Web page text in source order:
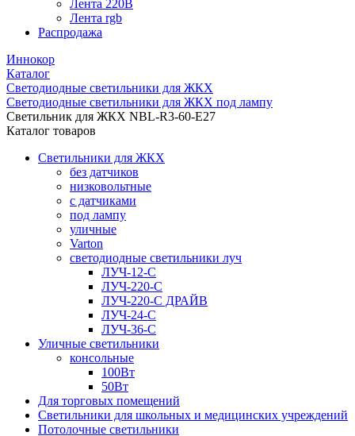
Лента 220В
Лента rgb
Распродажа
Иннокор
Каталог
Светодиодные светильники для ЖКХ
Светодиодные светильники для ЖКХ под лампу
Светильник для ЖКХ NBL-R3-60-E27
Каталог товаров
Светильники для ЖКХ
без датчиков
низковольтные
с датчиками
под лампу
уличные
Varton
светодиодные светильники луч
ЛУЧ-12-С
ЛУЧ-220-С
ЛУЧ-220-С ДРАЙВ
ЛУЧ-24-С
ЛУЧ-36-С
Уличные светильники
консольные
100Вт
50Вт
Для торговых помещений
Светильники для школьных и медицинских учреждений
Потолочные светильники